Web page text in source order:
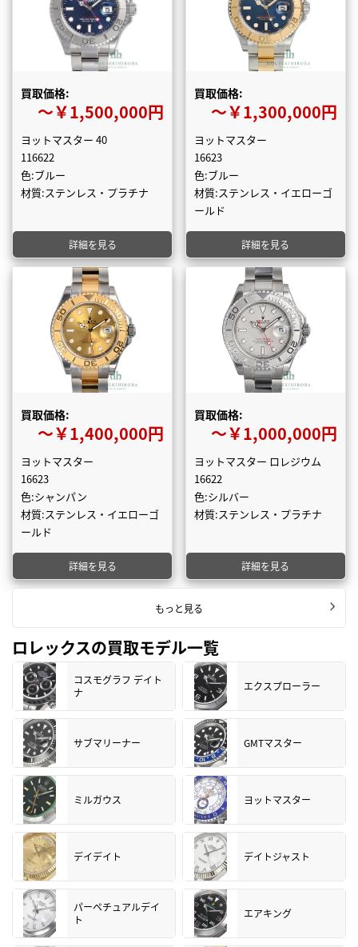
買取価格:
〜￥1,500,000円
ヨットマスター 40
116622
色:ブルー
材質:ステンレス・プラチナ
詳細を見る
買取価格:
〜￥1,300,000円
ヨットマスター
16623
色:ブルー
材質:ステンレス・イエローゴ
ールド
詳細を見る
買取価格:
〜￥1,400,000円
ヨットマスター
16623
色:シャンパン
材質:ステンレス・イエローゴ
ールド
詳細を見る
買取価格:
〜￥1,000,000円
ヨットマスター ロレジウム
16622
色:シルバー
材質:ステンレス・プラチナ
詳細を見る
もっと見る
ロレックスの買取モデル一覧
コスモグラフ デイト
ナ
エクスプローラー
サブマリーナー GMTマスター
ミルガウス ヨットマスター
デイデイト デイトジャスト
パーペチュアルデイ
ト
エアキング